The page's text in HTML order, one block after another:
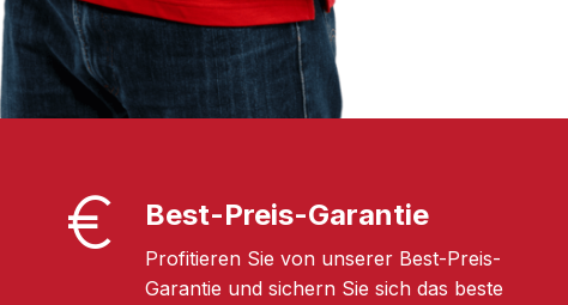
Best-Preis-Garantie
Profitieren Sie von unserer Best-Preis-
Garantie und sichern Sie sich das beste